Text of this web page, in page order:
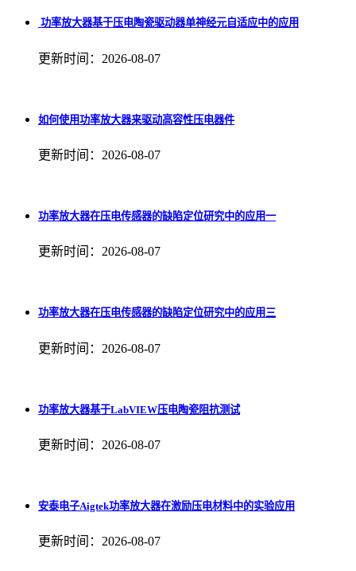
​ 功率放大器基于压电陶瓷驱动器单神经元自适应中的应用
更新时间：2026-08-07
如何使用功率放大器来驱动高容性压电器件
更新时间：2026-08-07
功率放大器在压电传感器的缺陷定位研究中的应用一
更新时间：2026-08-07
功率放大器在压电传感器的缺陷定位研究中的应用三
更新时间：2026-08-07
功率放大器基于LabVIEW压电陶瓷阻抗测试
更新时间：2026-08-07
安泰电子Aigtek功率放大器在激励压电材料中的实验应用
更新时间：2026-08-07